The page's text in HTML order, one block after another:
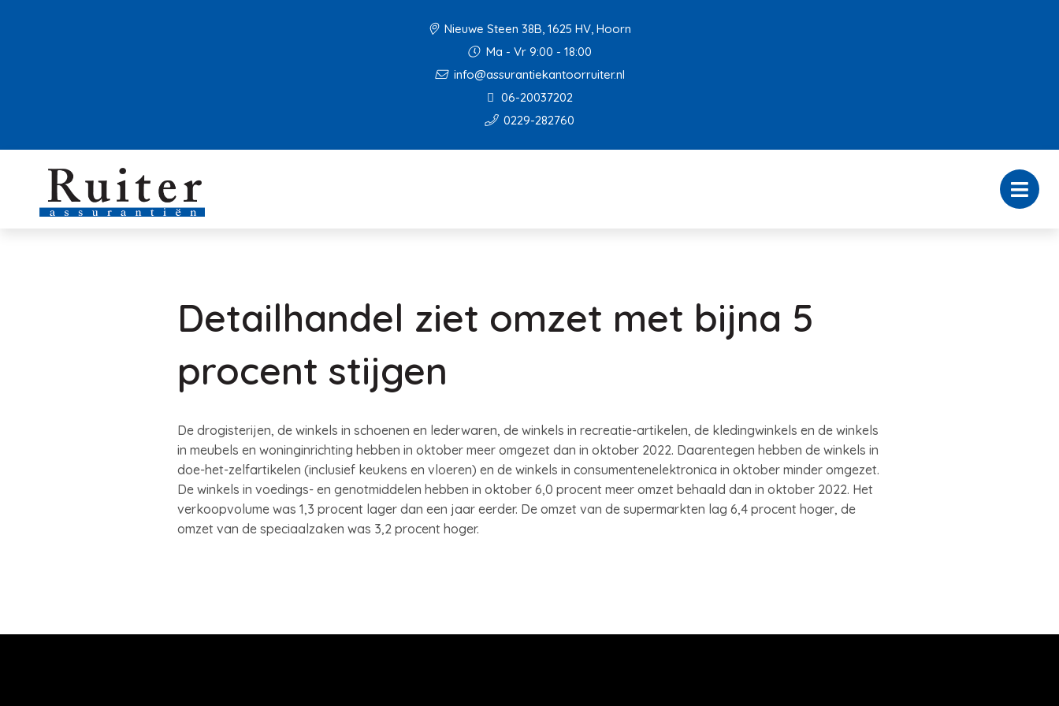
Nieuwe Steen 38B, 1625 HV, Hoorn
Ma - Vr 9:00 - 18:00
info@assurantiekantoorruiter.nl
06-20037202
0229-282760
Detailhandel ziet omzet met bijna 5
procent stijgen
De drogisterijen, de winkels in schoenen en lederwaren, de winkels in recreatie-artikelen, de kledingwinkels en de winkels
in meubels en woninginrichting hebben in oktober meer omgezet dan in oktober 2022. Daarentegen hebben de winkels in
doe-het-zelfartikelen (inclusief keukens en vloeren) en de winkels in consumentenelektronica in oktober minder omgezet.
De winkels in voedings- en genotmiddelen hebben in oktober 6,0 procent meer omzet behaald dan in oktober 2022. Het
verkoopvolume was 1,3 procent lager dan een jaar eerder. De omzet van de supermarkten lag 6,4 procent hoger, de
omzet van de speciaalzaken was 3,2 procent hoger.